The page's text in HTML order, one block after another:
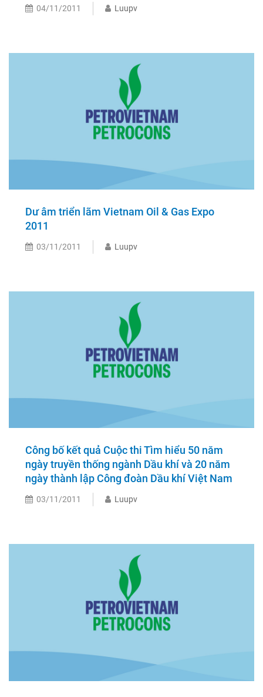
04/11/2011 Luupv
Dư âm triển lãm Vietnam Oil & Gas Expo
2011
03/11/2011 Luupv
Công bố kết quả Cuộc thi Tìm hiểu 50 năm
ngày truyền thống ngành Dầu khí và 20 năm
ngày thành lập Công đoàn Dầu khí Việt Nam
03/11/2011 Luupv